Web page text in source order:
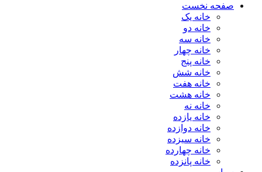
صفحه نخست
خانه یک
خانه دو
خانه سه
خانه چهار
خانه پنج
خانه شش
خانه هفت
خانه هشت
خانه نه
خانه یازده
خانه دوازده
خانه سیزده
خانه چهارده
خانه پانزده